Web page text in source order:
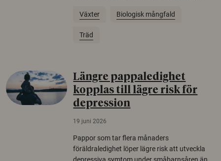
Växter Biologisk mångfald
Träd
Längre pappaledighet
kopplas till lägre risk för
depression
19 juni 2026
Pappor som tar flera månaders
föräldraledighet löper lägre risk att utveckla